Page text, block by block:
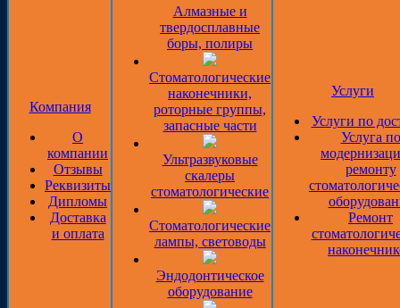
Компания
О
компании
Отзывы
Реквизиты
Дипломы
Доставка
и оплата
Алмазные и
твердосплавные
боры, полиры
Стоматологические
наконечники,
роторные группы,
запасные части
Ультразвуковые
скалеры
стоматологические
Стоматологические
лампы, световоды
Эндодонтическое
оборудование
Услуги
Услуги по
Услуга по
ремонту
Ремонт